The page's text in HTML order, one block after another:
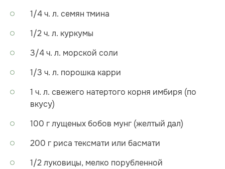
1/4 ч. л. семян тмина
1/2 ч. л. куркумы
3/4 ч. л. морской соли
1/3 ч. л. порошка карри
1 ч. л. свежего натертого корня имбиря (по
вкусу)
100 г лущеных бобов мунг (желтый дал)
200 г риса тексмати или басмати
1/2 луковицы, мелко порубленной